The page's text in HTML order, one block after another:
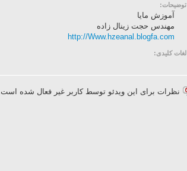
توضیحات:
آموزش مایا
مهندس حجت زینال زاده
http://Www.hzeanal.blogfa.com
لغات کلیدی:
نظرات برای این ویدئو توسط کاربر غیر فعال شده است.